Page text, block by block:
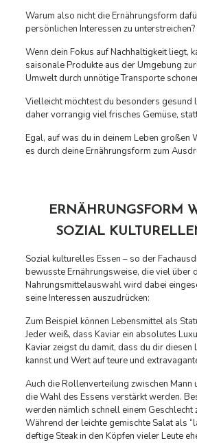
Warum also nicht die Ernährungsform
persönlichen Interessen zu unterstreichen?
Wenn dein Fokus auf Nachhaltigkeit liegt,
saisonale Produkte aus der Umgebung
Umwelt durch unnötige Transporte
Vielleicht möchtest du besonders gesund
daher vorrangig viel frisches Gemüse,
Egal, auf was du in deinem Leben großen
es durch deine Ernährungsform zum
ERNÄHRUNGSFORM
SOZIAL
Sozial kulturelles Essen – so der
bewusste Ernährungsweise, die viel über
Nahrungsmittelauswahl wird dabei
seine Interessen auszudrücken:
Zum Beispiel können Lebensmittel als
Jeder weiß, dass Kaviar ein absolutes
Kaviar zeigst du damit, dass du dir diesen
kannst und Wert auf teure und
Auch die Rollenverteilung zwischen Mann
die Wahl des Essens verstärkt werden.
werden nämlich schnell einem Geschlecht
Während der leichte gemischte Salat als
deftige Steak in den Köpfen vieler Leute